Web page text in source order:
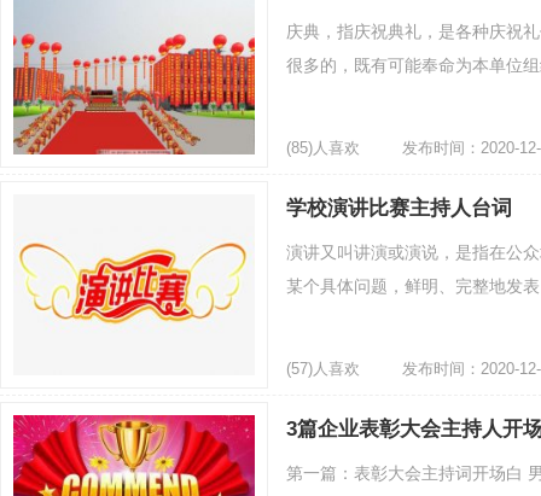
庆典，指庆祝典礼，是各种庆祝
很多的，既有可能奉命为本单位
(85)人喜欢 发布时间：2020-
学校演讲比赛主持人台词
演讲又叫讲演或演说，是指在公
某个具体问题，鲜明、完整地发
(57)人喜欢 发布时间：2020-
3篇企业表彰大会主持人开
第一篇：表彰大会主持词开场白